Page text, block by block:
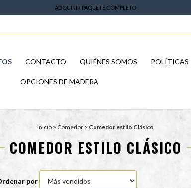
ADQUIRIR PAQUETE COMPLETO
CONTACTO QUIÉNES SOMOS POLÍTICAS
OPCIONES DE MADERA
Inicio > Comedor > Comedor estilo Clásico
COMEDOR ESTILO CLÁSICO
por